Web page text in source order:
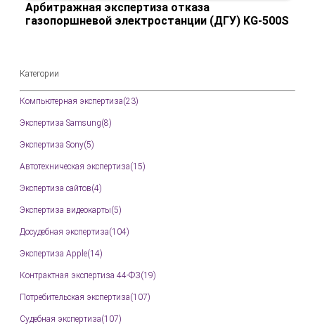
Арбитражная экспертиза отказа
газопоршневой электростанции (ДГУ) KG-500S
Категории
Компьютерная экспертиза(23)
Экспертиза Samsung(8)
Экспертиза Sony(5)
Автотехническая экспертиза(15)
Экспертиза сайтов(4)
Экспертиза видеокарты(5)
Досудебная экспертиза(104)
Экспертиза Apple(14)
Контрактная экспертиза 44-ФЗ(19)
Потребительская экспертиза(107)
Судебная экспертиза(107)